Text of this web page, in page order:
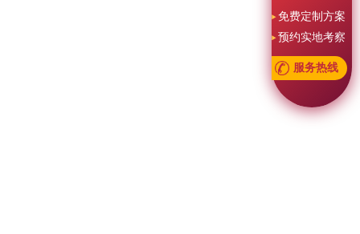
免费定制方案
预约实地考察
服务热线